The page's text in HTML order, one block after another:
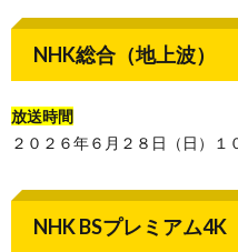
NHK総合（地上波）
放送時間
２０２６年６月２８日（日）１
NHK BSプレミアム4K